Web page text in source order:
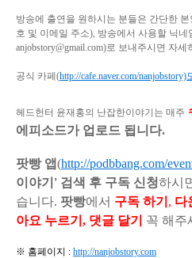
방송에 출연을 원하시는 분들은 간단한
호 및 이메일 주소), 방송에서 사용할 닉
anjobstory@gmail.com)로 보내주시면 자
공식 카페(http://cafe.naver.com/nanjobstory)
헤드헌터 윤재홍의 난잡한이야기는 매주
에피소드가 업로드 됩니다.
팟빵 앱(http://podbbang.com/
이야기' 검색 후 구독 신청하시
습니다. 팟빵에서 구독 하기 , 다
아요 누르기, 댓글 달기 꼭 해주
※ 홈페이지 : http://nanjobstory.com